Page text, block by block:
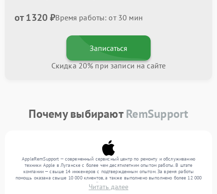
от 1320 ₽Время работы: от 30 мин
Записаться
Скидка 20% при записи на сайте
Почему выбираютRemSupport
AppleRemSupport — современный сервисный центр по ремонту и обслуживанию
техники Apple в Луганске с более чем десятилетним опытом работы. В штате
компании — свыше 14 инженеров с подтвержденным опытом. За время работы
помощь оказана свыше 10 000 клиентов, а также выполнено выполнено более 12 000
ремонтов. Ежемесячно в сервисный центр поступает свыше 300 единиц техники,
включая , , . Мы беремся за задачи любой сложности и предлагаем стабильный
Читать далее